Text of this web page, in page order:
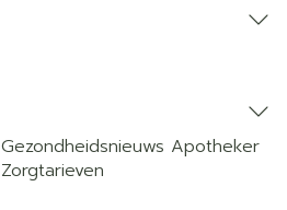
Gezondheidsnieuws Apotheker
Zorgtarieven